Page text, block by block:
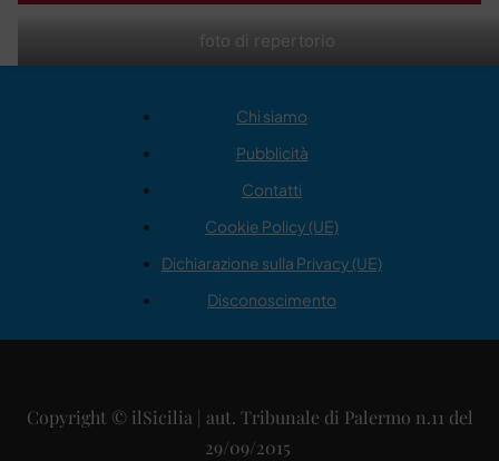
foto di repertorio
Chi siamo
Pubblicità
Contatti
Cookie Policy (UE)
Dichiarazione sulla Privacy (UE)
Disconoscimento
Copyright © ilSicilia | aut. Tribunale di Palermo n.11 del
29/09/2015